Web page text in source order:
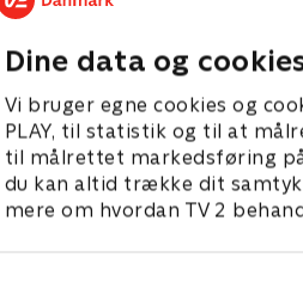
Dine data og
Vi bruger egne cookies og
PLAY, til statistik og til at
til målrettet markedsføring
du kan altid trække dit
mere om hvordan TV 2